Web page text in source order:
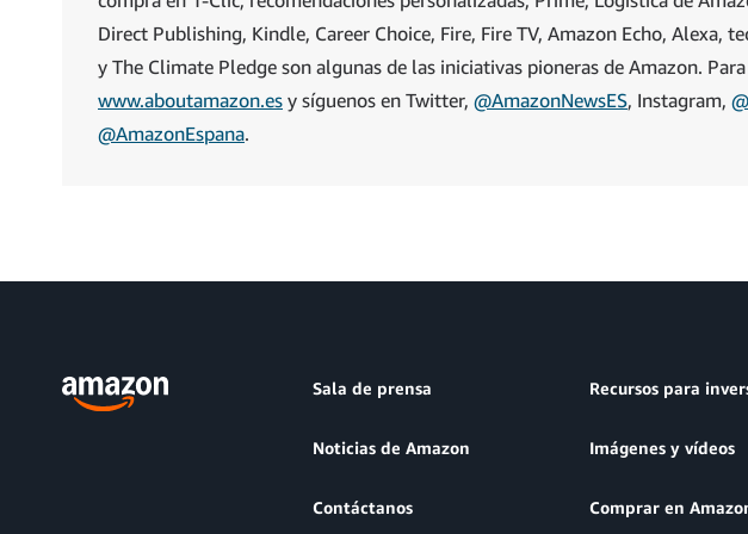
Direct Publishing, Kindle, Career Choice, Fire, Fire TV, Amazon Echo, Alexa,
y The Climate Pledge son algunas de las iniciativas pioneras de Amazon.
www.aboutamazon.es y síguenos en Twitter, @AmazonNewsES, Instagram,
@AmazonEspana.
Sala de prensa Recursos para
Noticias de Amazon Imágenes y vídeos
Contáctanos Comprar en